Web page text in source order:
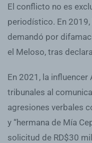
El conflicto no es
periodístico. En
demandó por
el Meloso, tras
En 2021, la influencer
tribunales al
agresiones verbales
y “hermana de Mía
solicitud de RD$30